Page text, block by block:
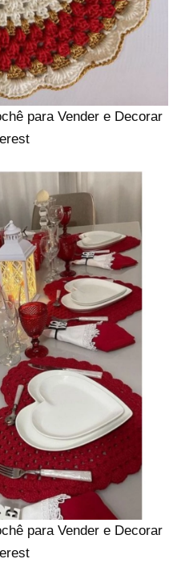
para Vender e Decorar
para Vender e Decorar